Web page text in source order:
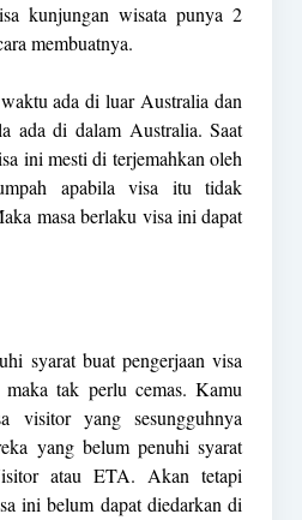
kunjungan wisata punya 2
membuatnya.
ada di luar Australia dan
ada di dalam Australia. Saat
ini mesti di terjemahkan oleh
apabila visa itu tidak
masa berlaku visa ini dapat
syarat buat pengerjaan visa
tak perlu cemas. Kamu
visitor yang sesungguhnya
yang belum penuhi syarat
atau ETA. Akan tetapi
ini belum dapat diedarkan di